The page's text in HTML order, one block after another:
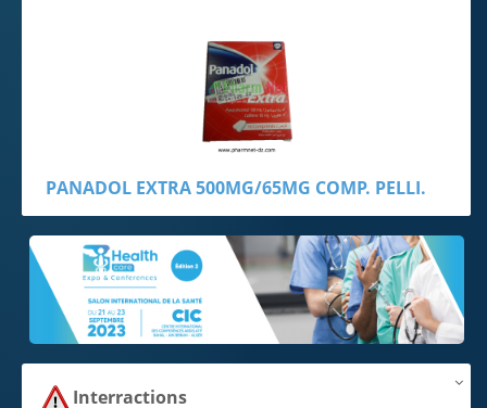
Interractions